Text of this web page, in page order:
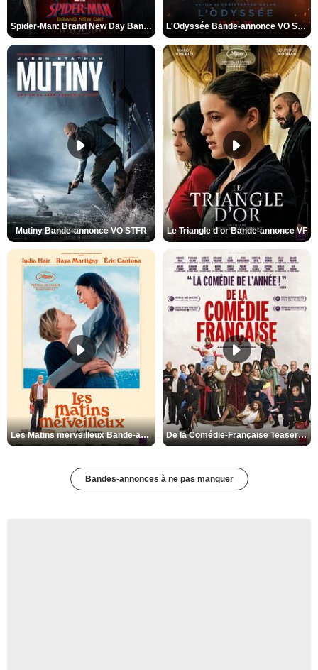
Spider-Man: Brand New Day Bande-annonce VO STFR L'Odyssée Bande-annonce VO STFR
Mutiny Bande-annonce VO STFR Le Triangle d'or Bande-annonce VF
Les Matins merveilleux Bande-annonce VF De la Comédie-Française Teaser VF
Bandes-annonces à ne pas manquer